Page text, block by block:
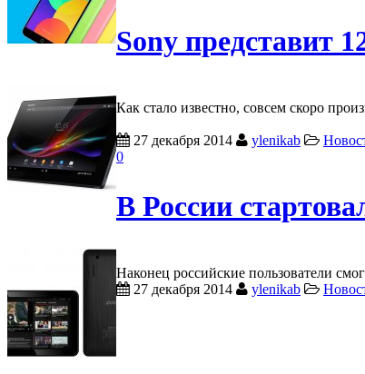
Sony представит
Как стало известно, совсем скоро
27 декабря 2014 ylenikab
0
В России
Hаконец российские пользователи
27 декабря 2014
ylenikab